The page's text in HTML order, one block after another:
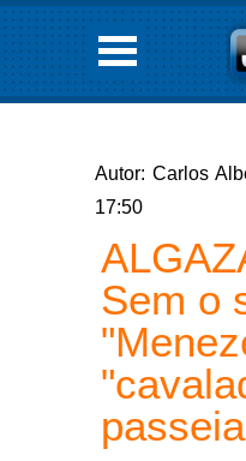
Autor: Carlos
17:50
Sem o